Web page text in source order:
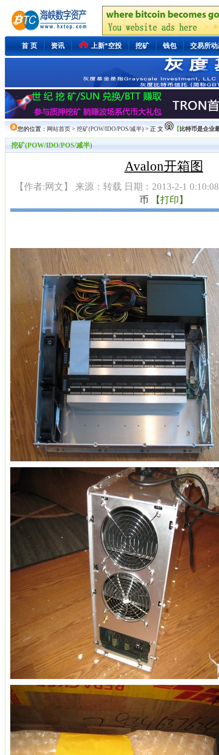
首 页 资讯 上新*空投 挖矿 钱包 交易所动
您的位置： 网站首页 > 挖矿(POW/IDO/POS/减半) > 正 文 【 比特币是企业
挖矿(POW/IDO/POS/减半)
Avalon开箱图
【作者:网文】 来源：转载 日期：2013-2-1
币
【打印】